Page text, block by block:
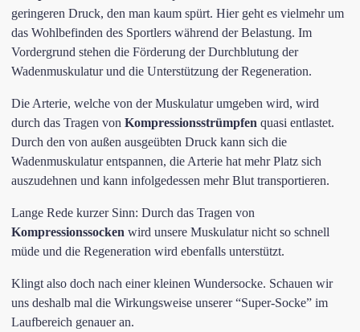
geringeren Druck, den man kaum spürt. Hier geht es vielmehr um
das Wohlbefinden des Sportlers während der Belastung. Im
Vordergrund stehen die Förderung der Durchblutung der
Wadenmuskulatur und die Unterstützung der Regeneration.
Die Arterie, welche von der Muskulatur umgeben wird, wird
durch das Tragen von Kompressionsstrümpfen quasi entlastet.
Durch den von außen ausgeübten Druck kann sich die
Wadenmuskulatur entspannen, die Arterie hat mehr Platz sich
auszudehnen und kann infolgedessen mehr Blut transportieren.
Lange Rede kurzer Sinn: Durch das Tragen von
Kompressionssocken wird unsere Muskulatur nicht so schnell
müde und die Regeneration wird ebenfalls unterstützt.
Klingt also doch nach einer kleinen Wundersocke. Schauen wir
uns deshalb mal die Wirkungsweise unserer “Super-Socke” im
Laufbereich genauer an.